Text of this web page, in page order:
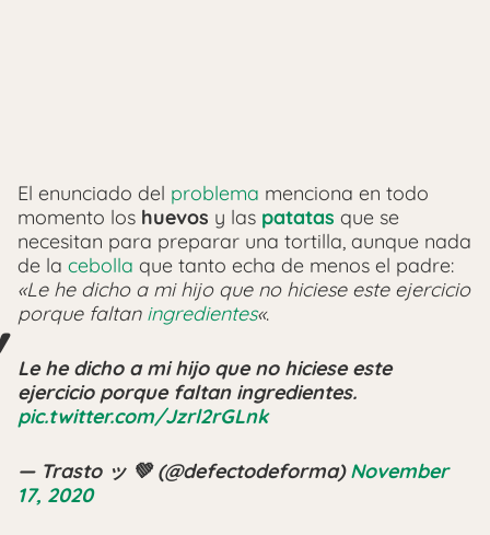
El enunciado del problema menciona en todo
momento los huevos y las patatas que se
necesitan para preparar una tortilla, aunque nada
de la cebolla que tanto echa de menos el padre:
«Le he dicho a mi hijo que no hiciese este ejercicio
porque faltan ingredientes«.
Le he dicho a mi hijo que no hiciese este
ejercicio porque faltan ingredientes.
pic.twitter.com/Jzrl2rGLnk
— Trasto ッ 💚 (@defectodeforma)November
17, 2020